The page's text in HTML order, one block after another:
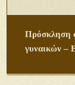
Πρόσκληση
γυναικών –